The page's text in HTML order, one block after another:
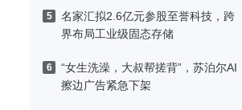
5
名家汇拟2.6亿元参股至誉科技，跨
界布局工业级固态存储
6
“女生洗澡，大叔帮搓背”，苏泊尔AI
擦边广告紧急下架